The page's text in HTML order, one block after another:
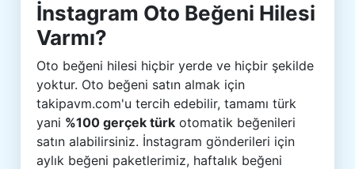
İnstagram Oto Beğeni Hilesi
Varmı?
Oto beğeni hilesi hiçbir yerde ve hiçbir şekilde
yoktur. Oto beğeni satın almak için
takipavm.com'u tercih edebilir, tamamı türk
yani %100 gerçek türk otomatik beğenileri
satın alabilirsiniz. İnstagram gönderileri için
aylık beğeni paketlerimiz, haftalık beğeni